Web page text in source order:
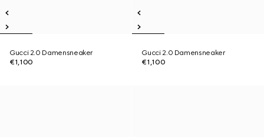
Gucci 2.0 Damensneaker
€1,100
Gucci 2.0 Damensneaker
€1,100